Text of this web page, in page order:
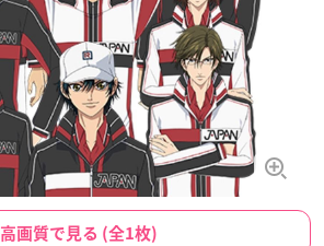
高画質で見る (全1枚)